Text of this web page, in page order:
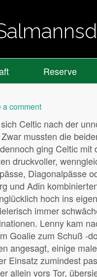
Reserve
a comment
Celtic nach der
mussten die
ging Celtic
druckvoller,
Diagonalpässe
und Adin
hoch ins
immer
Lenny kam
Goalie zum Schuß -
angesagt, einige
Einsatz zumindest
allein vors Tor,